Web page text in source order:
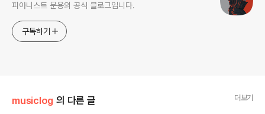
피아니스트 문용의 공식 블로그입니다.
구독하기
musiclog 의 다른 글 더보기